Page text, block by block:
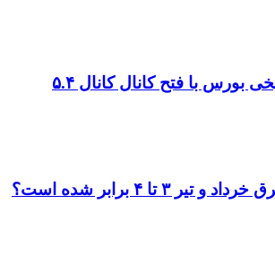
*رکوردشکنی تاریخی بورس با فتح کانال کانال ۵.۴
*چرا قبض آب و برق خرداد و تیر ۳ تا ۴ برابر شده است؟